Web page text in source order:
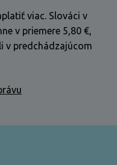
viac. Slováci v
v priemere 5,80 €,
v predchádzajúcom